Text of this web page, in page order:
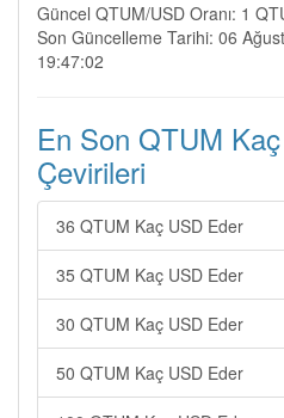
Güncel QTUM/USD Oranı: 1
Son Güncelleme Tarihi: 06
19:47:02
En Son QTUM
Çevirileri
36 QTUM Kaç USD Eder
35 QTUM Kaç USD Eder
30 QTUM Kaç USD Eder
50 QTUM Kaç USD Eder